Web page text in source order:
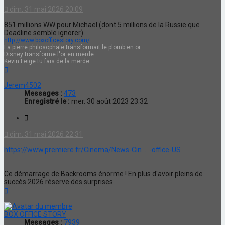
dim. 31 mai 2026 20:09
851 millions WW pour Michael (dont 5 millions de la Russie que
Deadline semble ignorer)
http://www.boxofficestory.com/
La pierre philosophale transformait le plomb en or.
Disney transforme l'or en merde.
Kevin Feige tu fais de la merde.
Jerem4502
Messages : 473
Enregistré le : mer. 30 août 2023 23:32
dim. 31 mai 2026 22:31
https://www.premiere.fr/Cinema/News-Cin ... -office-US
Ce démarrage de Backrooms énorme ! En plus d'avoir pleins de
succès 2026 réserve des surprises.
BOX OFFICE STORY
Messages : 7939